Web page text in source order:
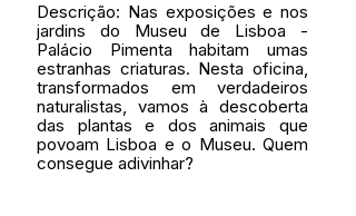
Descrição: Nas exposições e nos
jardins do Museu de Lisboa -
Palácio Pimenta habitam umas
estranhas criaturas. Nesta oficina,
transformados em verdadeiros
naturalistas, vamos à descoberta
das plantas e dos animais que
povoam Lisboa e o Museu. Quem
consegue adivinhar?